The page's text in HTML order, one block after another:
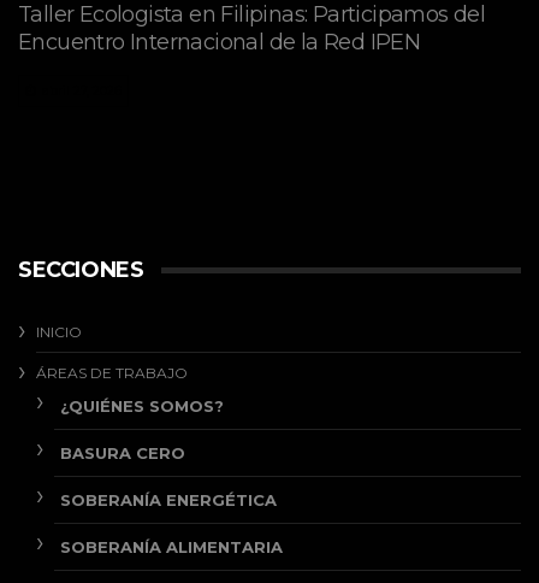
Taller Ecologista en Filipinas: Participamos del
Encuentro Internacional de la Red IPEN
SECCIONES
INICIO
ÁREAS DE TRABAJO
¿QUIÉNES SOMOS?
BASURA CERO
SOBERANÍA ENERGÉTICA
SOBERANÍA ALIMENTARIA